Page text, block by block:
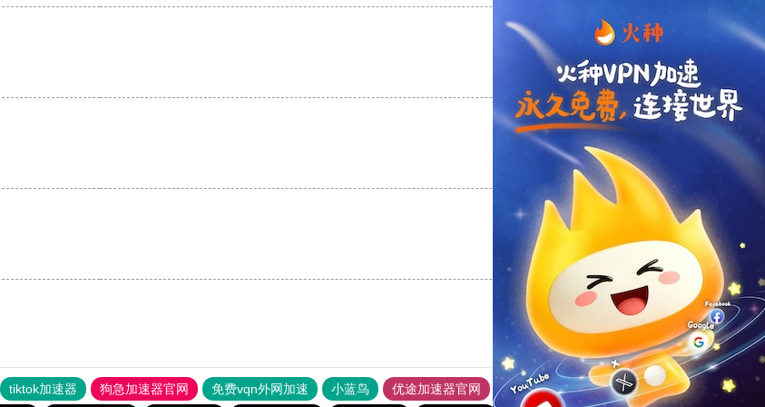
支持[0] 反对
支持
支持 反对 [0]
tiktok加速器 狗急加速器官网 免费vqn外网加速 小蓝鸟 优途加速器官网 风驰加速器 旋风加速器 八戒看书